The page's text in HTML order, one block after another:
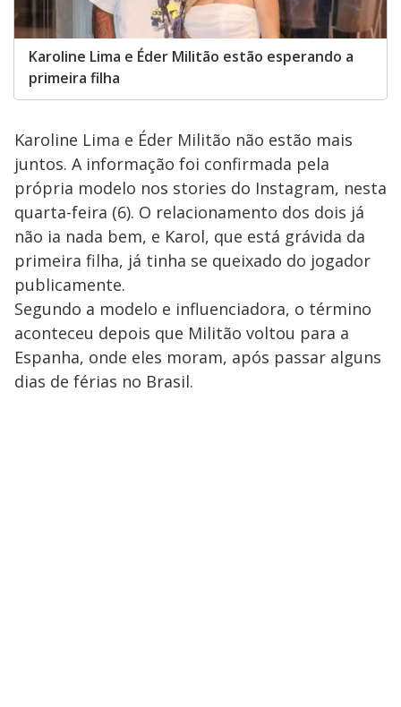
Karoline Lima e Éder Militão estão esperando a
primeira filha
Karoline Lima e Éder Militão não estão mais
juntos. A informação foi confirmada pela
própria modelo nos stories do Instagram, nesta
quarta-feira (6). O relacionamento dos dois já
não ia nada bem, e Karol, que está grávida da
primeira filha, já tinha se queixado do jogador
publicamente.
Segundo a modelo e influenciadora, o término
aconteceu depois que Militão voltou para a
Espanha, onde eles moram, após passar alguns
dias de férias no Brasil.